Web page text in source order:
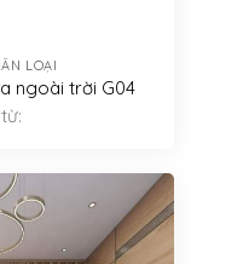
LOẠI
ngoài trời G04